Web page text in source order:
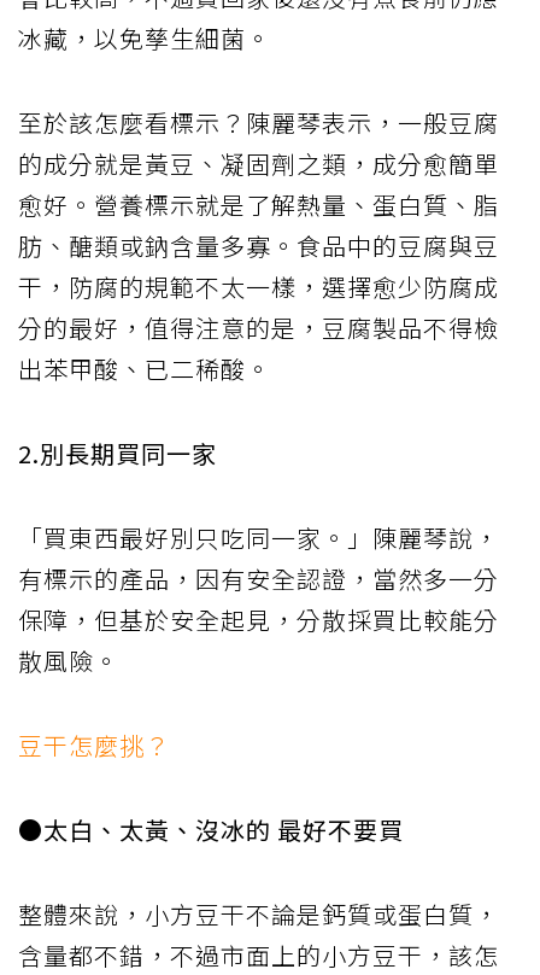
冰藏，以免孳生細菌。
至於該怎麼看標示？陳麗琴表示，一般豆腐
的成分就是黃豆、凝固劑之類，成分愈簡單
愈好。營養標示就是了解熱量、蛋白質、脂
肪、醣類或鈉含量多寡。食品中的豆腐與豆
干，防腐的規範不太一樣，選擇愈少防腐成
分的最好，值得注意的是，豆腐製品不得檢
出苯甲酸、已二稀酸。
2.別長期買同一家
「買東西最好別只吃同一家。」陳麗琴說，
有標示的產品，因有安全認證，當然多一分
保障，但基於安全起見，分散採買比較能分
散風險。
豆干怎麼挑？
●太白、太黃、沒冰的 最好不要買
整體來說，小方豆干不論是鈣質或蛋白質，
含量都不錯，不過市面上的小方豆干，該怎